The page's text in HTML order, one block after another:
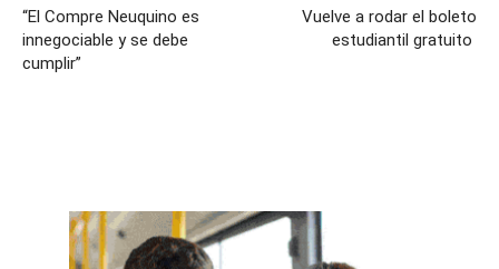
“El Compre Neuquino es
innegociable y se debe
cumplir”
Vuelve a rodar el boleto
estudiantil gratuito